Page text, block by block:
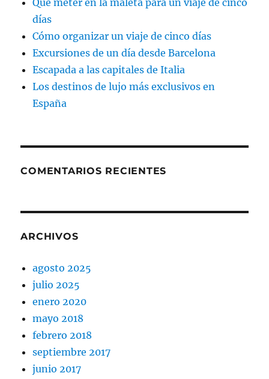
Qué meter en la maleta para un viaje de cinco
días
Cómo organizar un viaje de cinco días
Excursiones de un día desde Barcelona
Escapada a las capitales de Italia
Los destinos de lujo más exclusivos en
España
COMENTARIOS RECIENTES
ARCHIVOS
agosto 2025
julio 2025
enero 2020
mayo 2018
febrero 2018
septiembre 2017
junio 2017